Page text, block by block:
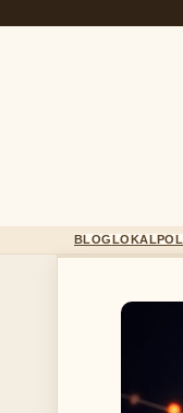
BLOGLOKAL